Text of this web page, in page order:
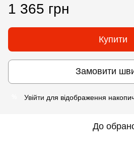
1 365 грн
Купити
Замовити
Увійти для відображення
До